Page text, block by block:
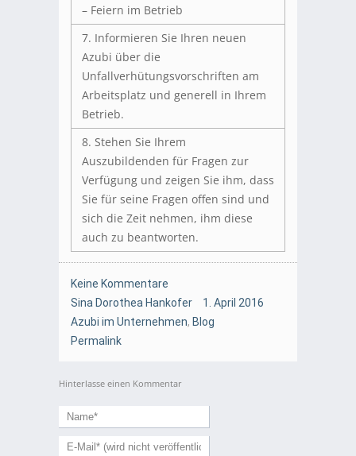
– Feiern im Betrieb
7. Informieren Sie Ihren neuen
Azubi über die
Unfallverhütungsvorschriften am
Arbeitsplatz und generell in Ihrem
Betrieb.
8. Stehen Sie Ihrem
Auszubildenden für Fragen zur
Verfügung und zeigen Sie ihm, dass
Sie für seine Fragen offen sind und
sich die Zeit nehmen, ihm diese
auch zu beantworten.
Keine Kommentare
Sina Dorothea Hankofer
1. April 2016
Azubi im Unternehmen, Blog
Permalink
Hinterlasse einen Kommentar